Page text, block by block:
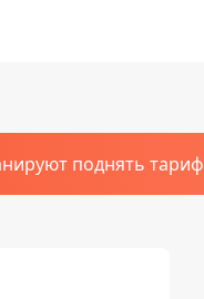
поднять тариф